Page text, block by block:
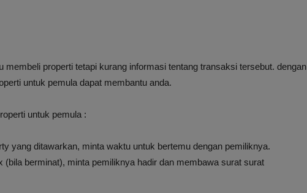
membeli properti tetapi kurang informasi tentang transaksi tersebut. dengan
untuk pemula dapat membantu anda.
untuk pemula :
yang ditawarkan, minta waktu untuk bertemu dengan pemiliknya.
(bila berminat), minta pemiliknya hadir dan membawa surat surat